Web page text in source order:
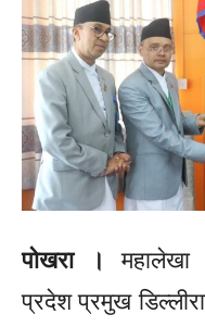
पोखरा ।
महालेखा
प्रदेश प्रमुख